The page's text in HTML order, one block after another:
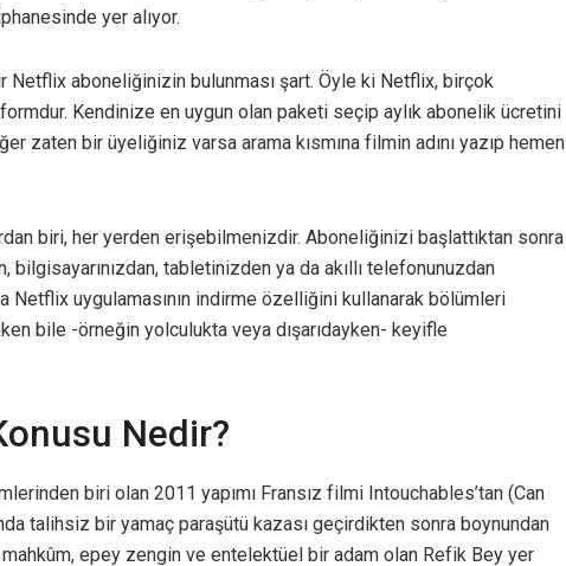
yer alıyor.
aboneliğinizin bulunması şart. Öyle ki Netflix, birçok
Kendinize en uygun olan paketi seçip aylık abonelik ücretini
zaten bir üyeliğiniz varsa arama kısmına filmin adını yazıp hemen
biri, her yerden erişebilmenizdir. Aboneliğinizi başlattıktan sonra
bilgisayarınızdan, tabletinizden ya da akıllı telefonunuzdan
uygulamasının indirme özelliğini kullanarak bölümleri
bile -örneğin yolculukta veya dışarıdayken- keyifle
Nedir?
biri olan 2011 yapımı Fransız filmi Intouchables’tan (Can
talihsiz bir yamaç paraşütü kazası geçirdikten sonra boynundan
epey zengin ve entelektüel bir adam olan Refik Bey yer